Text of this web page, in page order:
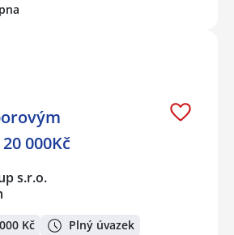
000Kč
s.r.o.
Kč Plný úvazek